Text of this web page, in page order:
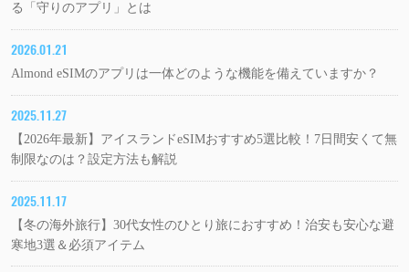
る「守りのアプリ」とは
2026.01.21
Almond eSIMのアプリは一体どのような機能を備えていますか？
2025.11.27
【2026年最新】アイスランドeSIMおすすめ5選比較！7日間安くて無
制限なのは？設定方法も解説
2025.11.17
【冬の海外旅行】30代女性のひとり旅におすすめ！治安も安心な避
寒地3選＆必須アイテム